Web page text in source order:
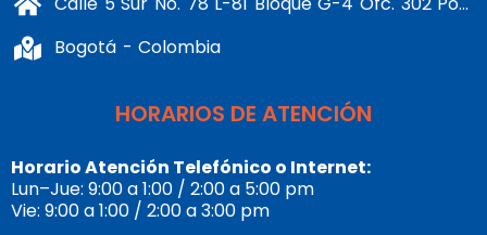
Bogotá - Colombia
HORARIOS DE ATENCIÓN
Horario Atención Telefónico o Internet:
Lun–Jue: 9:00 a 1:00 / 2:00 a 5:00 pm
Vie: 9:00 a 1:00 / 2:00 a 3:00 pm